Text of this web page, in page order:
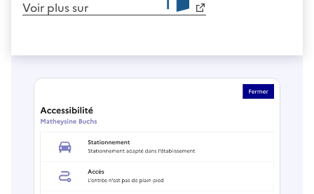
Voir plus sur